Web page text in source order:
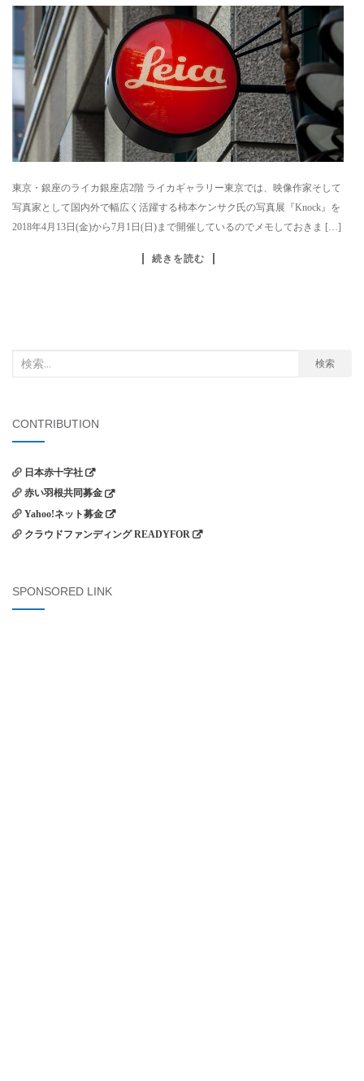
東京・銀座のライカ銀座店2階 ライカギャラリー東京では、映像作家そして
写真家として国内外で幅広く活躍する柿本ケンサク氏の写真展『Knock』を
2018年4月13日(金)から7月1日(日)まで開催しているのでメモしておきま […]
続きを読む
象:
検索
CONTRIBUTION
日本赤十字社
赤い羽根共同募金
Yahoo!ネット募金
クラウドファンディング READYFOR
SPONSORED LINK